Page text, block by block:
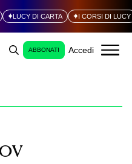
LUCY DI CARTA I CORSI DI LUCY
ABBONATI Accedi